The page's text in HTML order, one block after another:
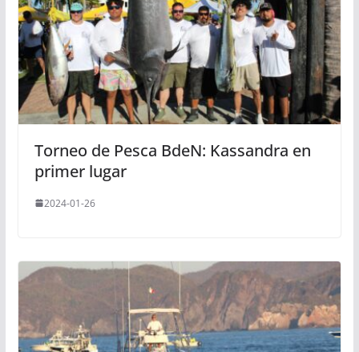
Torneo de Pesca BdeN: Kassandra en
primer lugar
2024-01-26